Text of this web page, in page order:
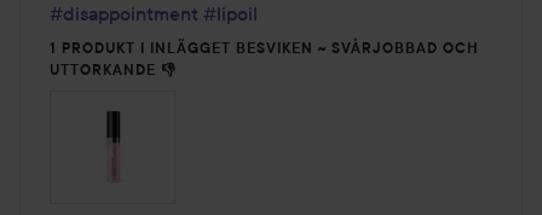
#disappointment #lipoil
1 PRODUKT I INLÄGGET BESVIKEN ~ SVÅRJOBBAD OCH
UTTORKANDE 👎